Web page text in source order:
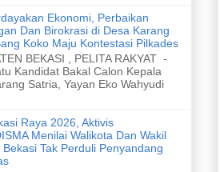
Ekonomi, Perbaikan
Dan Birokrasi di Desa Karang
Koko Maju Kontestasi Pilkades
BEKASI , PELITA RAKYAT -
Kandidat Bakal Calon Kepala
Satria, Yayan Eko Wahyudi
Raya 2026, Aktivis
Menilai Walikota Dan Wakil
Bekasi Tak Perduli Penyandang